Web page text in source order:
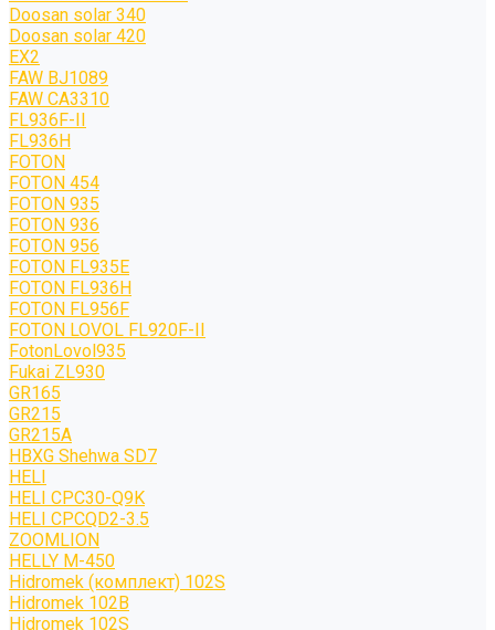
Doosan solar 340
Doosan solar 420
EX2
FAW BJ1089
FAW CA3310
FL936F-II
FL936H
FOTON
FOTON 454
FOTON 935
FOTON 936
FOTON 956
FOTON FL935E
FOTON FL936H
FOTON FL956F
FOTON LOVOL FL920F-II
FotonLovol935
Fukai ZL930
GR165
GR215
GR215A
HBXG Shehwa SD7
HELI
HELI CPC30-Q9K
HELI CPCQD2-3.5
ZOOMLION
HELLY M-450
Hidromek (комплект) 102S
Hidromek 102B
Hidromek 102S